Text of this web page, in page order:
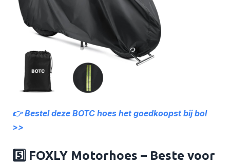
👉 Bestel deze BOTC hoes het goedkoopst bij bol
>>
5️⃣ FOXLY Motorhoes – Beste voor